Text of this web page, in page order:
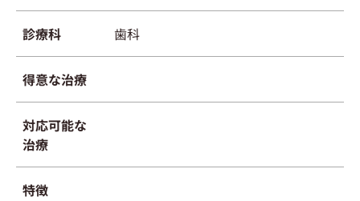
診療科 歯科
得意な治療
対応可能な
治療
特徴